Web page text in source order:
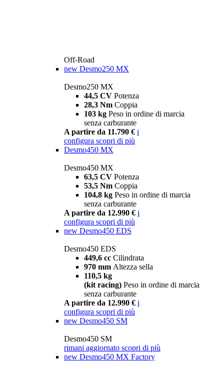
Off-Road
new Desmo250 MX
Desmo250 MX
44,5 CV Potenza
28,3 Nm Coppia
103 kg Peso in ordine di marcia
senza carburante
A partire da 11.790 € i
configura scopri di più
Desmo450 MX
Desmo450 MX
63,5 CV Potenza
53,5 Nm Coppia
104,8 kg Peso in ordine di marcia
senza carburante
A partire da 12.990 € i
configura scopri di più
new Desmo450 EDS
Desmo450 EDS
449,6 cc Cilindrata
970 mm Altezza sella
110,5 kg
(kit racing) Peso in ordine di marcia
senza carburante
A partire da 12.990 € i
configura scopri di più
new Desmo450 SM
Desmo450 SM
rimani aggiornato scopri di più
new Desmo450 MX Factory